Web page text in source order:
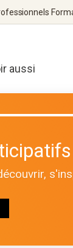
aussi